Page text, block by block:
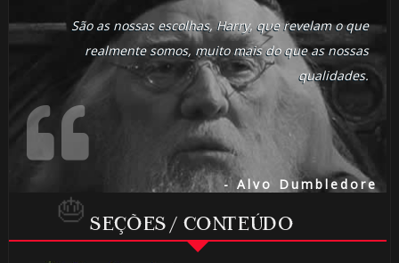
São as nossas escolhas, Harry, que revelam o que
realmente somos, muito mais do que as nossas
qualidades.
- Alvo Dumbledore
SEÇÕES / CONTEÚDO
1️⃣ 8️⃣
⚡
1️⃣ 8️⃣
1️⃣ 8️⃣
1️⃣ 8️⃣
🎂